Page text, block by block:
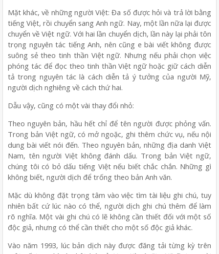
Mặt khác, về những người Việt: Đa số được hỏi và trả lời bằng
tiếng Việt, rồi chuyển sang Anh ngữ. Nay, một lần nữa lại được
chuyển về Việt ngữ. Với hai lần chuyển dịch, lần này lại phải tôn
trọng nguyên tác tiếng Anh, nên cũng e bài viết không được
suông sẻ theo tinh thần Việt ngữ. Nhưng nếu phải chọn việc
phóng tác để đọc theo tinh thần Việt ngữ hoặc giữ cách diễn
tả trong nguyên tác là cách diễn tả ý tưởng của người Mỹ,
người dịch nghiêng về cách thứ hai.
Dẫu vậy, cũng có một vài thay đổi nhỏ:
Theo nguyên bản, hầu hết chỉ để tên người được phỏng vấn.
Trong bản Việt ngữ, có mở ngoặc, ghi thêm chức vụ, nếu nội
dung bài viết nói đến. Theo nguyên bản, những địa danh Việt
Nam, tên người Việt không đánh dấu. Trong bản Việt ngữ,
chúng tôi có bỏ dấu tiếng Việt nếu biết chắc chắn. Những gì
không biết, người dịch để trống theo bản Anh văn.
Mặc dù không đặt trọng tâm vào việc tìm tài liệu ghi chú, tuy
nhiên bất cứ lúc nào có thể, người dịch ghi chú thêm để làm
rõ nghĩa. Một vài ghi chú có lẽ không cần thiết đối với một số
độc giả, nhưng có thể cần thiết cho một số độc giả khác.
Vào năm 1993, lúc bản dịch này được đăng tải từng kỳ trên